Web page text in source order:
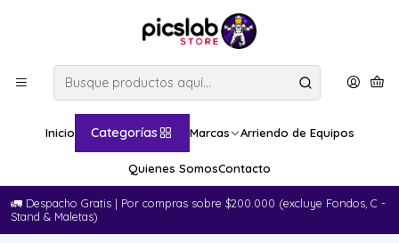
Inicio Categorías Marcas Arriendo de Equipos
Quienes SomosContacto
🚛​ Despacho Gratis | Por compras sobre $200.000 (excluye Fondos, C -
Stand & Maletas)